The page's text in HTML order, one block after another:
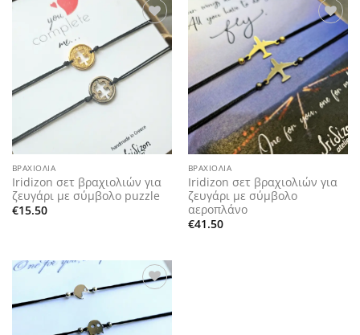
Add to
wishlist
ΒΡΑΧΙΌΛΙΑ
Iridizon σετ βραχιολιών για
ζευγάρι με σύμβολο puzzle
€15.50
Add to
wishlist
ΒΡΑΧΙΌΛΙΑ
Iridizon σετ βραχιολιών για
ζευγάρι με σύμβολο
αεροπλάνο
€41.50
wishlist